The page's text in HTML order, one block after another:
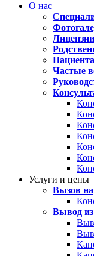
О нас
Лицензии
Частые
Услуги и цены
Вызов
Вывод из